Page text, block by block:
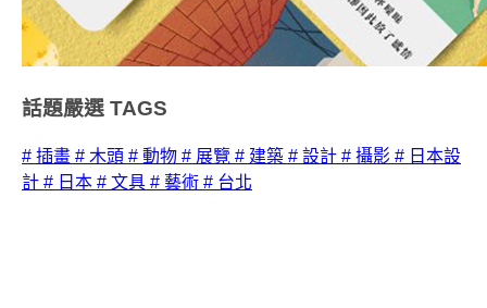
話題嚴選 TAGS
# 插畫 # 木頭 # 動物 # 展覽 # 建築 # 設計 # 攝影 # 日本設
計 # 日本 # 文具 # 藝術 # 台北